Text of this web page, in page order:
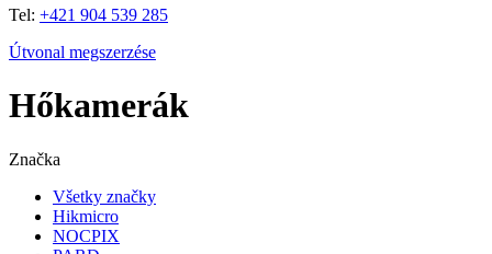
Tel: +421 904 539 285
Útvonal megszerzése
Hőkamerák
Značka
Všetky značky
Hikmicro
NOCPIX